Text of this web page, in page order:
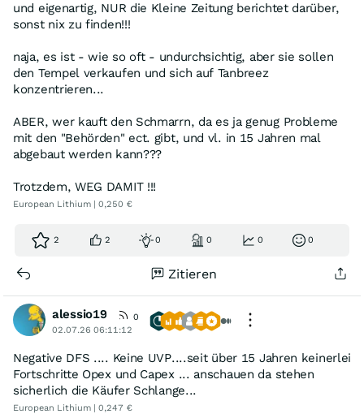
und eigenartig, NUR die Kleine Zeitung berichtet darüber,
sonst nix zu finden!!!
naja, es ist - wie so oft - undurchsichtig, aber sie sollen
den Tempel verkaufen und sich auf Tanbreez
konzentrieren...
ABER, wer kauft den Schmarrn, da es ja genug Probleme
mit den "Behörden" ect. gibt, und vl. in 15 Jahren mal
abgebaut werden kann???
Trotzdem, WEG DAMIT !!!
European Lithium | 0,250 €
2 2 0 0 0 0
Zitieren
alessio19
0
02.07.26 06:11:12
Negative DFS .... Keine UVP....seit über 15 Jahren keinerlei
Fortschritte Opex und Capex ... anschauen da stehen
sicherlich die Käufer Schlange...
European Lithium | 0,247 €